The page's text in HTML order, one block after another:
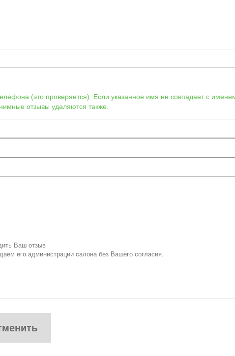
(это проверяется). Если указанное имя не совпадает с
отзывы удаляются также.
Ваш отзыв
его администрации салона без Вашего согласия.